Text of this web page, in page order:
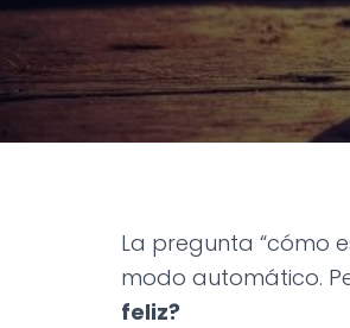
La pregunta “cómo
modo automático.
feliz?